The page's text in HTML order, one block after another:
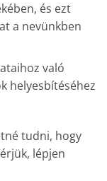
és ezt
a nevünkben
való
helyesbítéséhez
tudni, hogy
lépjen